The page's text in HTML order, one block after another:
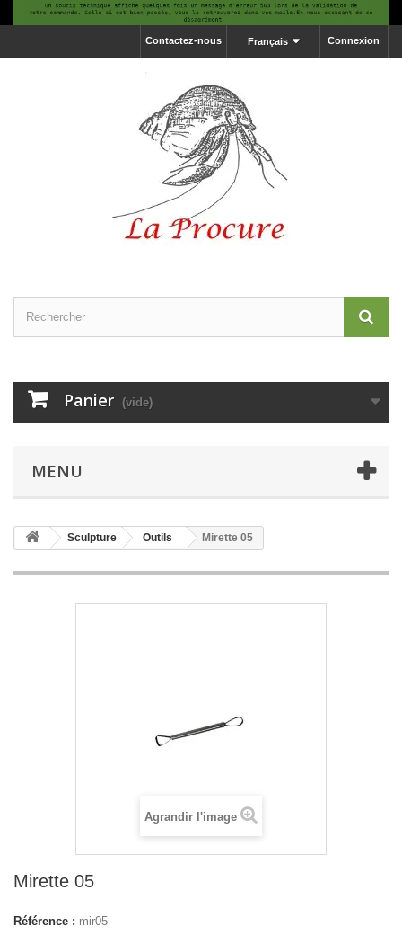
Connexion
Français
Contactez-nous
Panier (vide)
MENU
Sculpture Outils Mirette 05
Agrandir l'image
Mirette 05
Référence : mir05